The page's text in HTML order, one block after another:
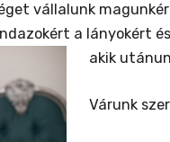
vállalunk
a lányokért
akik
Várunk